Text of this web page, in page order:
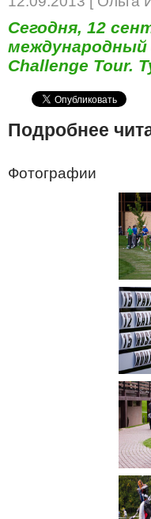
Сегодня, 12
международный
Challenge Tour.
Подробнее
Фотографии